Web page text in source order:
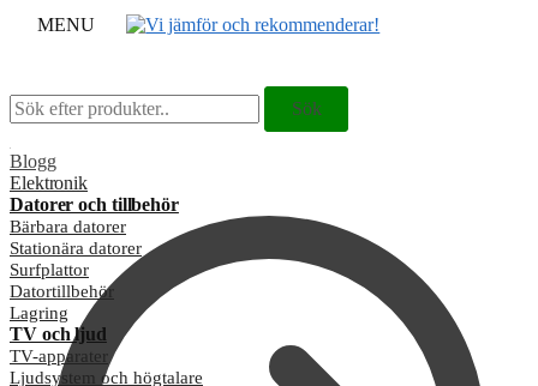
MENU
Sök
efter:
Sök
Blogg
Sök
efter:
Sök
Elektronik
Datorer och tillbehör
Bärbara datorer
Stationära datorer
Surfplattor
Datortillbehör
Lagring
TV och ljud
TV-apparater
Ljudsystem och högtalare